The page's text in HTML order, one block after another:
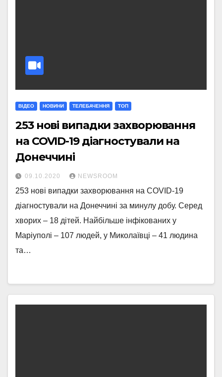
ВІДЕО НОВИНИ ТЕЛЕБАЧЕННЯ ТОП
253 нові випадки захворювання
на COVID-19 діагностували на
Донеччині
09.10.2020 NEWSROOM
253 нові випадки захворювання на COVID-19
діагностували на Донеччині за минулу добу. Серед
хворих – 18 дітей. Найбільше інфікованих у
Маріуполі – 107 людей, у Миколаївці – 41 людина
та…